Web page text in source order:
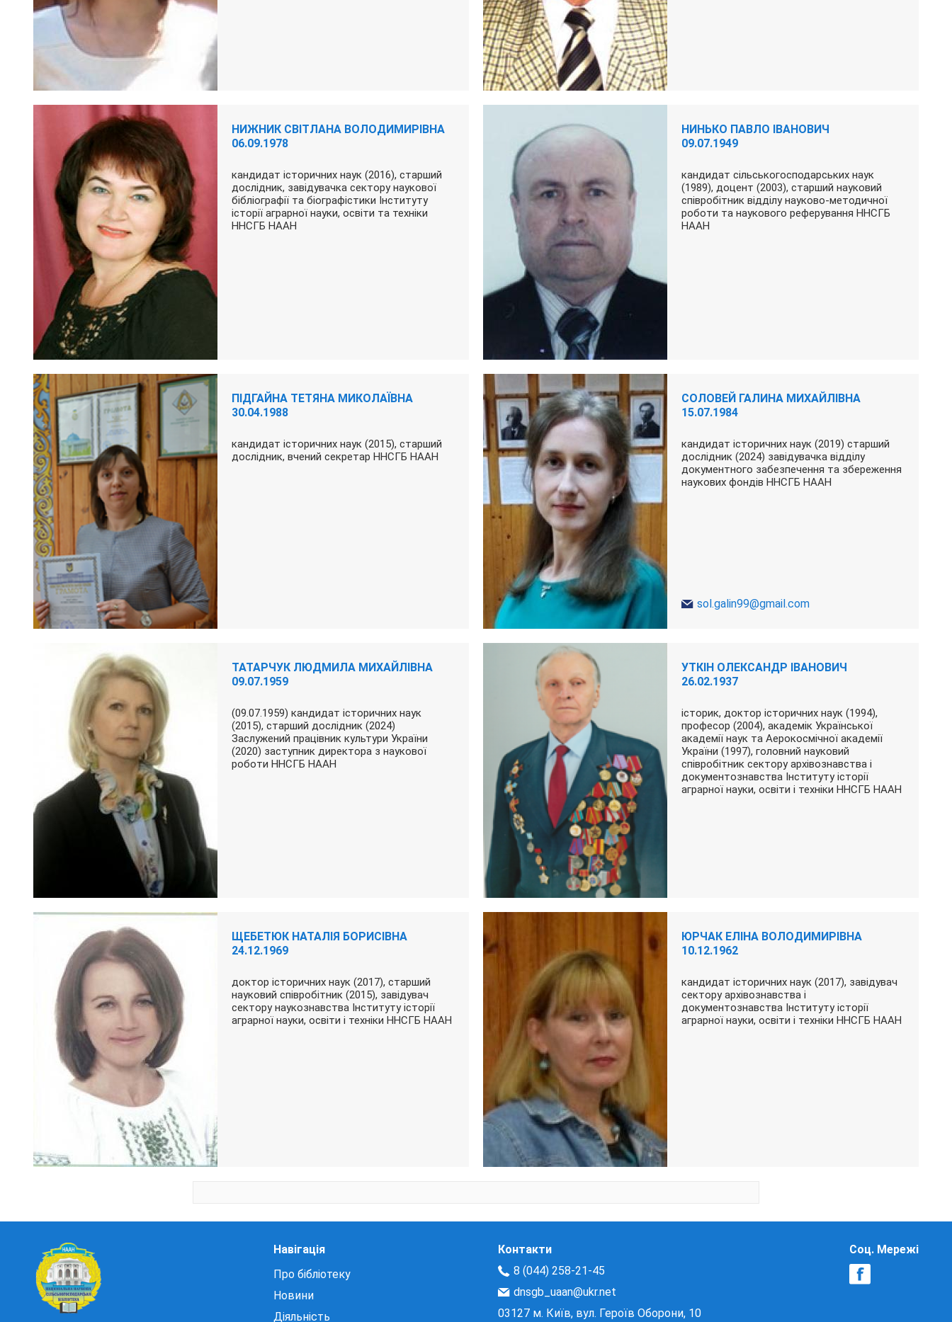
НИЖНИК СВІТЛАНА ВОЛОДИМИРІВНА
06.09.1978
кандидат історичних наук (2016), старший
дослідник, завідувачка сектору наукової
бібліографії та біографістики Інституту
історії аграрної науки, освіти та техніки
ННСГБ НААН
НИНЬКО ПАВЛО ІВАНОВИЧ
09.07.1949
кандидат сільськогосподарських наук
(1989), доцент (2003), старший науковий
співробітник відділу науково-методичної
роботи та наукового реферування ННСГБ
НААН
ПІДГАЙНА ТЕТЯНА МИКОЛАЇВНА
30.04.1988
кандидат історичних наук (2015), старший
дослідник, вчений секретар ННСГБ НААН
СОЛОВЕЙ ГАЛИНА МИХАЙЛІВНА
15.07.1984
кандидат історичних наук (2019) старший
дослідник (2024) завідувачка відділу
документного забезпечення та збереження
наукових фондів ННСГБ НААН
sol.galin99@gmail.com
ТАТАРЧУК ЛЮДМИЛА МИХАЙЛІВНА
09.07.1959
(09.07.1959) кандидат історичних наук
(2015), старший дослідник (2024)
Заслужений працівник культури України
(2020) заступник директора з наукової
роботи ННСГБ НААН
УТКІН ОЛЕКСАНДР ІВАНОВИЧ
26.02.1937
історик, доктор історичних наук (1994),
професор (2004), академік Української
академії наук та Аерокосмічної академії
України (1997), головний науковий
співробітник сектору архівознавства і
документознавства Інституту історії
аграрної науки, освіти і техніки ННСГБ НААН
ЩЕБЕТЮК НАТАЛІЯ БОРИСІВНА
24.12.1969
доктор історичних наук (2017), старший
науковий співробітник (2015), завідувач
сектору наукознавства Інституту історії
аграрної науки, освіти і техніки ННСГБ НААН
ЮРЧАК ЕЛІНА ВОЛОДИМИРІВНА
10.12.1962
кандидат історичних наук (2017), завідувач
сектору архівознавства і
документознавства Інституту історії
аграрної науки, освіти і техніки ННСГБ НААН
Навігація
Про бібліотеку
Новини
Діяльність
Контакти
8 (044) 258-21-45
dnsgb_uaan@ukr.net
03127 м. Київ, вул. Героїв Оборони, 10
Соц. Мережі